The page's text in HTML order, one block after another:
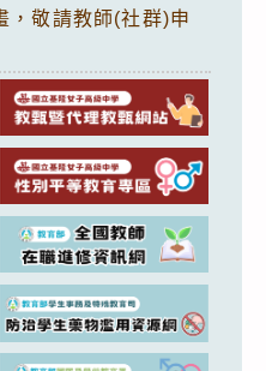
，敬請教師(社群)申